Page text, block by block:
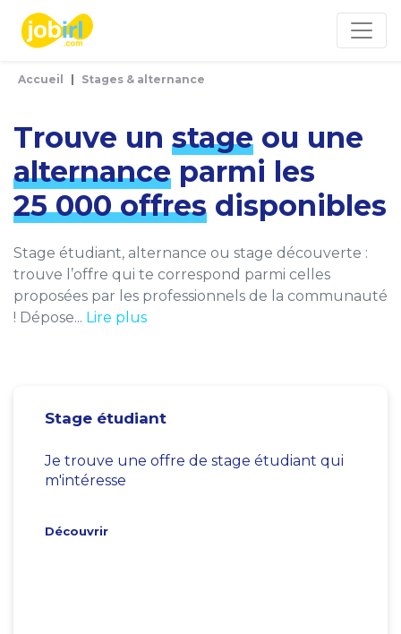
Accueil Stages & alternance
Trouve un stage ou une
alternance parmi les
25 000 offres disponibles
Stage étudiant, alternance ou stage découverte :
trouve l’offre qui te correspond parmi celles
proposées par les professionnels de la communauté
! Dépose... Lire plus
Stage étudiant
Je trouve une offre de stage étudiant qui
m'intéresse
Découvrir
Panneau de gestion des cookies